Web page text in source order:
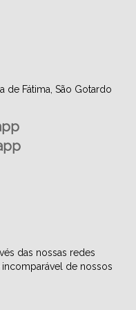
de Fátima, São Gotardo
das nossas redes
de nossos